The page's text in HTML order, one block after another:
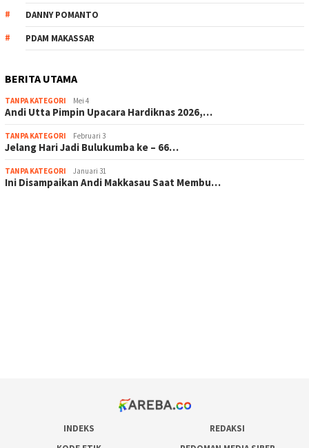
DANNY POMANTO
PDAM MAKASSAR
BERITA UTAMA
TANPA KATEGORI Mei 4
Andi Utta Pimpin Upacara Hardiknas 2026,…
TANPA KATEGORI Februari 3
Jelang Hari Jadi Bulukumba ke – 66…
TANPA KATEGORI Januari 31
Ini Disampaikan Andi Makkasau Saat Membu…
INDEKS
REDAKSI